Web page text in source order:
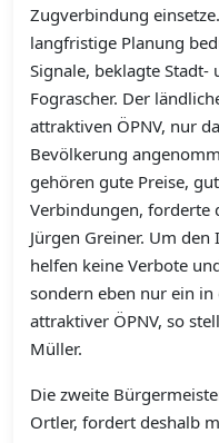
Zugverbindung
langfristige Planung
Signale, beklagte Stadt-
Fograscher. Der
attraktiven ÖPNV, nur
Bevölkerung
gehören gute Preise,
Verbindungen, forderte
Jürgen Greiner. Um
helfen keine Verbote
sondern eben nur ein
attraktiver ÖPNV, so
Müller.
Die zweite
Ortler, fordert deshalb